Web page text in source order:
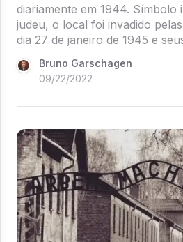
diariamente em 1944. Símbolo
judeu, o local foi invadido
dia 27 de janeiro de 1945 e
Bruno Garschagen
09/22/2022